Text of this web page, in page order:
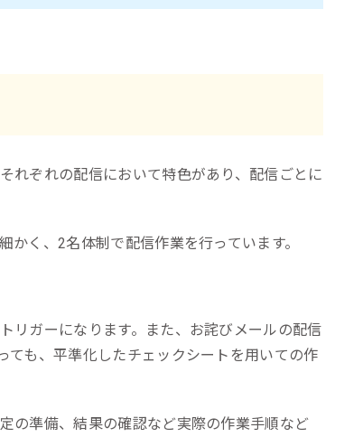
れぞれの配信において特色があり、配信ごとに
く、2名体制で配信作業を行っています。
リガーになります。また、お詫びメールの配信
ても、平準化したチェックシートを用いての作
の準備、結果の確認など実際の作業手順など